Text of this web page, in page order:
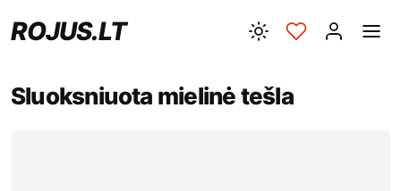
ROJUS.LT
Sluoksniuota mielinė tešla